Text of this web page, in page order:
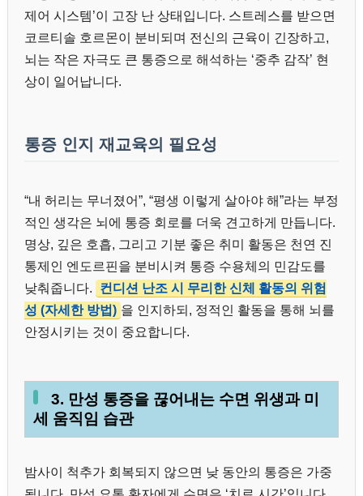
제어 시스템’이 고장 난 상태입니다. 스트레스를 받으면
코르티솔 호르몬이 분비되며 전신의 근육이 긴장하고,
뇌는 작은 자극도 큰 통증으로 해석하는 ‘중추 감작’ 현
상이 일어납니다.
통증 인지 재교육의 필요성
“내 허리는 무너졌어”, “평생 이렇게 살아야 해”라는 부정
적인 생각은 뇌에 통증 회로를 더욱 견고하게 만듭니다.
명상, 깊은 호흡, 그리고 기분 좋은 취미 활동은 천연 진
통제인 엔도르핀을 분비시켜 통증 수용체의 민감도를
낮춰줍니다.
컨디션 난조 시 무리한 신체 활동의 위험
성 (자세한 방법) 을 인지하되, 정적인 활동을 통해 뇌를
안정시키는 것이 중요합니다.
3. 만성 통증을 끊어내는 수면 위생과 미
세 움직임 습관
밤사이 척추가 회복되지 않으면 낮 동안의 통증은 가중